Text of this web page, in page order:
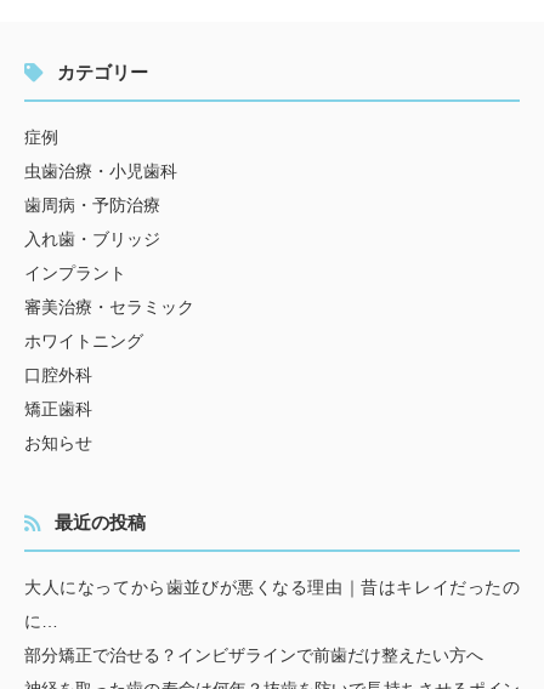
カテゴリー
症例
虫歯治療・小児歯科
歯周病・予防治療
入れ歯・ブリッジ
インプラント
審美治療・セラミック
ホワイトニング
口腔外科
矯正歯科
お知らせ
最近の投稿
大人になってから歯並びが悪くなる理由｜昔はキレイだったの
に…
部分矯正で治せる？インビザラインで前歯だけ整えたい方へ